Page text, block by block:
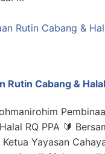
Rutin Cabang &
RQ PPA 🔰
Yayasan